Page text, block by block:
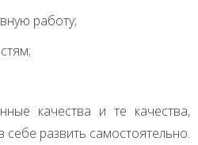
работу;
качества и те качества,
развить самостоятельно.